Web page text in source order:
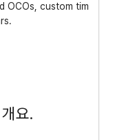
OCOs, custom tim
요.